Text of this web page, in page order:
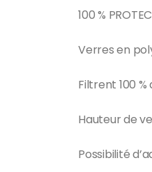
100 %
Verres en
Filtrent 100 %
Hauteur de
Possibilité